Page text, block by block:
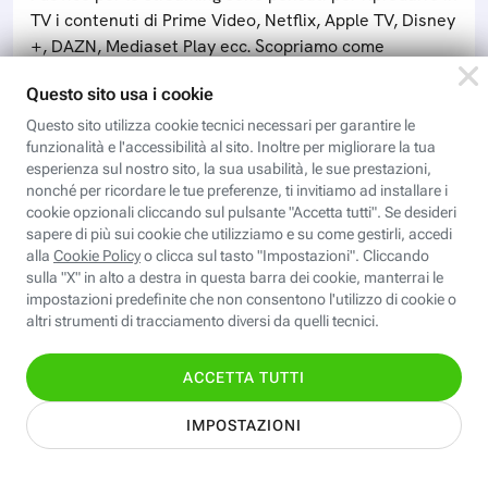
TV i contenuti di Prime Video, Netflix, Apple TV, Disney
+, DAZN, Mediaset Play ecc. Scopriamo come
Scopri i corsi gratuiti della
Fastweb Digital Academy
Valentina CAD: Dettaglio e stampa